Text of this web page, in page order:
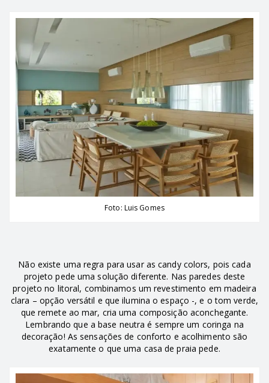
Foto: Luis Gomes
Não existe uma regra para usar as candy colors, pois cada
projeto pede uma solução diferente. Nas paredes deste
projeto no litoral, combinamos um revestimento em madeira
clara – opção versátil e que ilumina o espaço -, e o tom verde,
que remete ao mar, cria uma composição aconchegante.
Lembrando que a base neutra é sempre um coringa na
decoração! As sensações de conforto e acolhimento são
exatamente o que uma casa de praia pede.